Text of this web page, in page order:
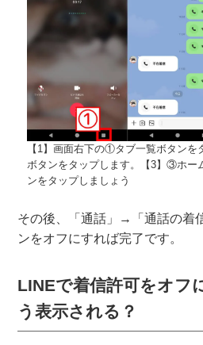
【1】画面右下の①タブ一覧ボタン
ボタンをタップします。【3】③ホー
ンをタップしましょう
その後、「通話」→「通話の着
ンをオフにすれば完了です。
LINEで着信許可をオフ
う表示される？